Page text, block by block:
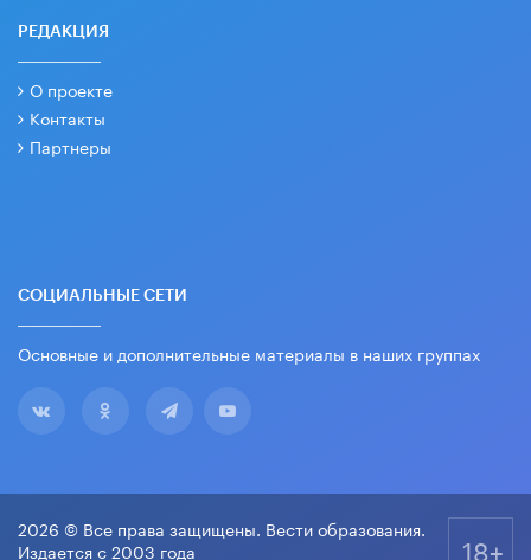
РЕДАКЦИЯ
О проекте
Контакты
Партнеры
СОЦИАЛЬНЫЕ СЕТИ
Основные и дополнительные материалы в наших группах
2026 © Все права защищены. Вести образования.
Издается с 2003 года
18+